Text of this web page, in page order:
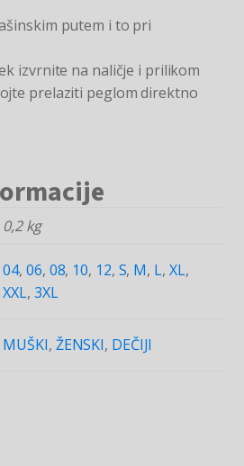
putem i to pri
izvrnite na naličje i prilikom
prelaziti peglom direktno
0,2 kg
04,06, 08, 10, 12, S, M, L, XL,
XXL, 3XL
MUŠKI, ŽENSKI, DEČIJI